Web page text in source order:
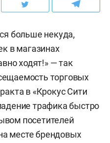
больше некуда,
в магазинах
ходят!» — так
торговых
в «Крокус Сити
трафика быстро
посетителей
месте брендовых